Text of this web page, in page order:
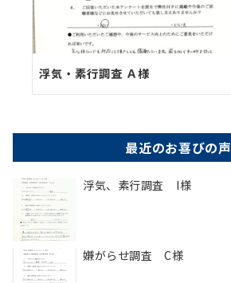
浮気・素行調査 Ａ様
最近のお喜びの声
浮気、素行調査 I様
嫌がらせ調査 C様